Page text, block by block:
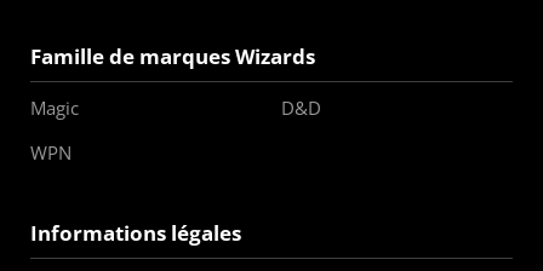
Famille de marques Wizards
Magic
D&D
WPN
Informations légales